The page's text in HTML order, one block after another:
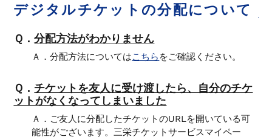
デジタルチケットの分配について
Ｑ．分配方法がわかりません
Ａ．分配方法についてはこちら をご確認ください。
Ｑ． チケットを友人に受け渡したら、自分のチケ
ットがなくなってしまいました
Ａ． ご友人に分配したチケットのURLを開いている可
能性がございます。三栄チケットサービスマイペー